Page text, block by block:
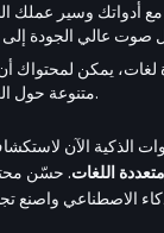
أدواتك وسير عملك
لغات، يمكن لمحتواك
متنوعة حول العالم ويتفاعل معها.
الذكية الآن
متعددة اللغات. حسّن